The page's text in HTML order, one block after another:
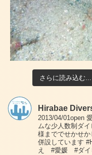
さらに読み込む...
Hirabae
2013/04/01open
ムな少人数制ダ
様まででせかせ
併設しています
え #愛媛 #ダイ